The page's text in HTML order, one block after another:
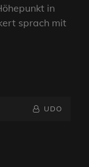
in
sprach mit
BY
BYLINE
UDO